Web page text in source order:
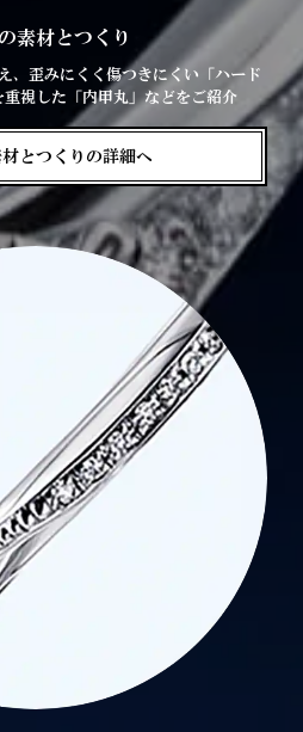
素材とつくり
、歪みにくく傷つきにくい「ハード
視した「内甲丸」などをご紹介
とつくりの詳細へ